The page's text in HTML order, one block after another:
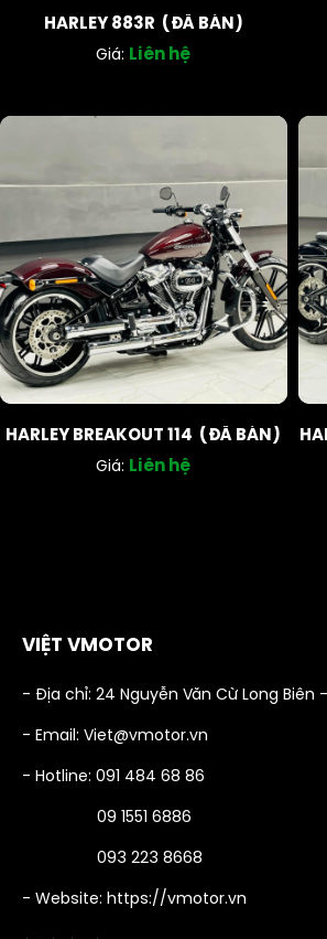
HARLEY 883R (ĐÃ BÁN)
Giá: Liên hệ
HARLEY BREAKOUT 114 (ĐÃ BÁN)
Giá: Liên hệ
VIỆT VMOTOR
- Địa chỉ: 24 Nguyễn Văn Cừ Long Biên -
- Email: Viet@vmotor.vn
- Hotline: 091 484 68 86
09 1551 6886
093 223 8668
- Website: https://vmotor.vn